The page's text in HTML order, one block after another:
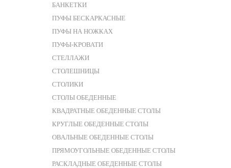
БАНКЕТКИ
ПУФЫ БЕСКАРКАСНЫЕ
ПУФЫ НА НОЖКАХ
ПУФЫ-КРОВАТИ
СТЕЛЛАЖИ
СТОЛЕШНИЦЫ
СТОЛИКИ
СТОЛЫ ОБЕДЕННЫЕ
КВАДРАТНЫЕ ОБЕДЕННЫЕ СТОЛЫ
КРУГЛЫЕ ОБЕДЕННЫЕ СТОЛЫ
ОВАЛЬНЫЕ ОБЕДЕННЫЕ СТОЛЫ
ПРЯМОУГОЛЬНЫЕ ОБЕДЕННЫЕ СТОЛЫ
РАСКЛАДНЫЕ ОБЕДЕННЫЕ СТОЛЫ